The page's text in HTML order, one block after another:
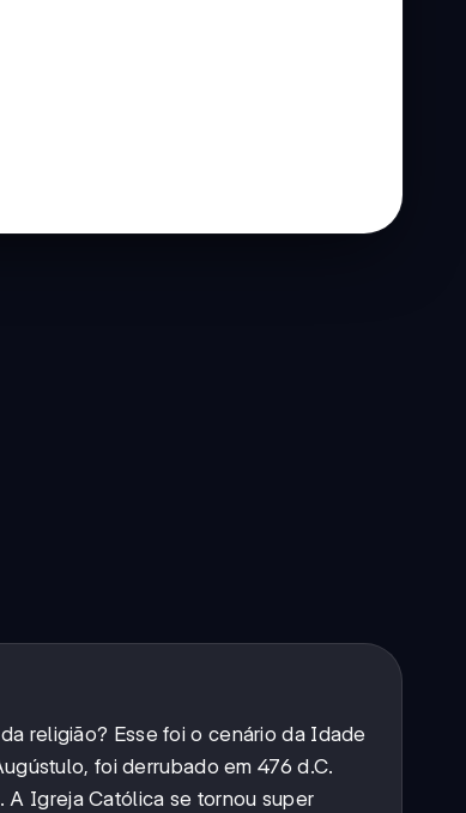
religião? Esse foi o cenário da Idade
foi derrubado em 476 d.C.
A Igreja Católica se tornou super